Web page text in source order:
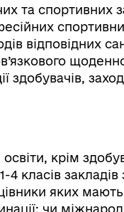
та спортивних
відповідних
здобувачів,
крім
4 класів
яких
чи